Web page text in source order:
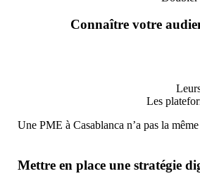
Connaître votre
Les
Une PME à Casablanca n’a pas la
Mettre en place une stratégie